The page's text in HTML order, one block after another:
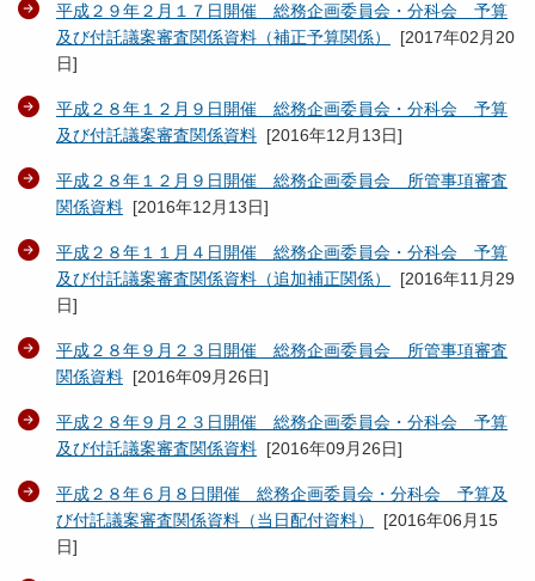
平成２９年２月１７日開催 総務企画委員会・分科会 予算
及び付託議案審査関係資料（補正予算関係）
[2017年02月20
日]
平成２８年１２月９日開催 総務企画委員会・分科会 予算
及び付託議案審査関係資料 [2016年12月13日]
平成２８年１２月９日開催 総務企画委員会 所管事項審査
関係資料 [2016年12月13日]
平成２８年１１月４日開催 総務企画委員会・分科会 予算
及び付託議案審査関係資料（追加補正関係）
[2016年11月29
日]
平成２８年９月２３日開催 総務企画委員会 所管事項審査
関係資料 [2016年09月26日]
平成２８年９月２３日開催 総務企画委員会・分科会 予算
及び付託議案審査関係資料 [2016年09月26日]
平成２８年６月８日開催 総務企画委員会・分科会 予算及
び付託議案審査関係資料（当日配付資料）
[2016年06月15
日]